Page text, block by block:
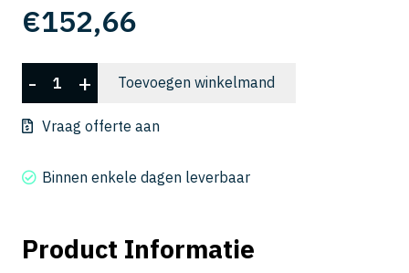
€152,66
2110-
2750
- + Toevoegen winkelmand
Vraag offerte aan
Binnen enkele dagen leverbaar
Product Informatie